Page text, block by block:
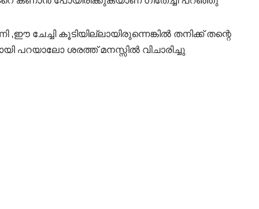
ചേച്ചി കൂടിയില്ലായിരുന്നെങ്കിൽ തനിക്ക് തന്റെ
പറയാലോ ശരത്ത് മനസ്സിൽ വിചാരിച്ചു